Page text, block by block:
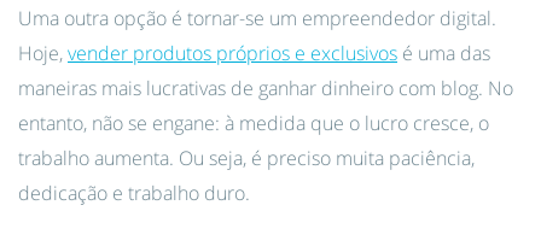
Uma outra opção é tornar-se um empreendedor digital.
Hoje,vender produtos próprios e exclusivos é uma das
maneiras mais lucrativas de ganhar dinheiro com blog. No
entanto, não se engane: à medida que o lucro cresce, o
trabalho aumenta. Ou seja, é preciso muita paciência,
dedicação e trabalho duro.